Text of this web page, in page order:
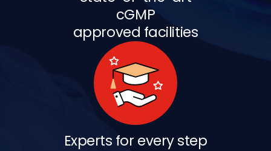
cGMP
approved facilities
Experts for every step